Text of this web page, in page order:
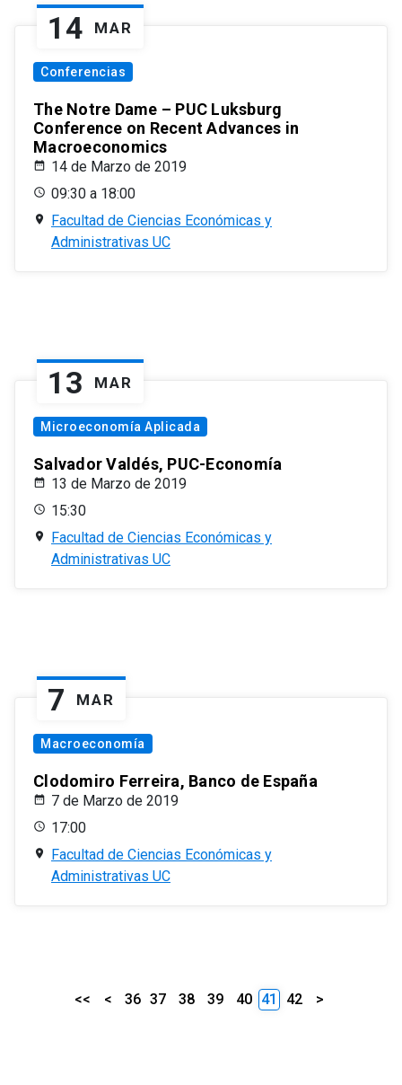
14 MAR
Conferencias
The Notre Dame – PUC Luksburg
Conference on Recent Advances in
Macroeconomics
14 de Marzo de 2019
09:30 a 18:00
Facultad de Ciencias Económicas y
Administrativas UC
13 MAR
Microeconomía Aplicada
Salvador Valdés, PUC-Economía
13 de Marzo de 2019
15:30
Facultad de Ciencias Económicas y
Administrativas UC
7 MAR
Macroeconomía
Clodomiro Ferreira, Banco de España
7 de Marzo de 2019
17:00
Facultad de Ciencias Económicas y
Administrativas UC
<< < 36 37 38 39 40 41 42 >